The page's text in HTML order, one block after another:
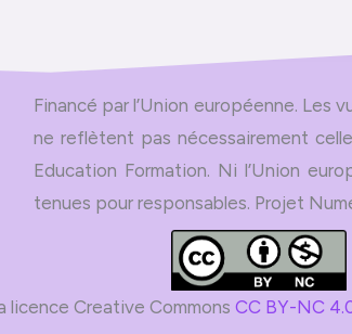
Financé par l’Union européenne. Les
ne reflètent pas nécessairement
Education Formation. Ni l’Union
tenues pour responsables. Projet
licence Creative Commons CC BY-NC